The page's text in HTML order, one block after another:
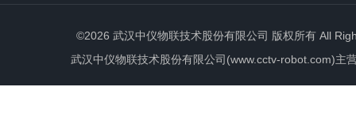
©2026 武汉中仪物联技术股份有限公司 版权所有 All
武汉中仪物联技术股份有限公司(www.cctv-robot.com)主